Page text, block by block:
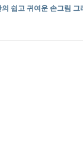
의 쉽고 귀여운 손그림